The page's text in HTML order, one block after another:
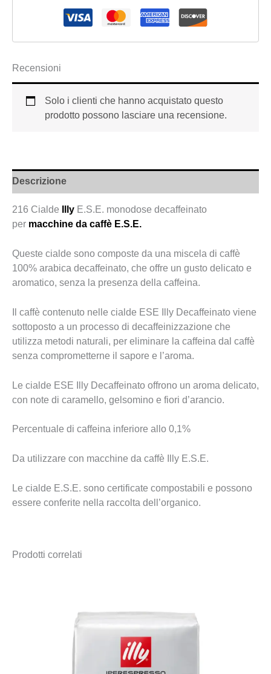
Recensioni
Solo i clienti che hanno acquistato questo
prodotto possono lasciare una recensione.
Descrizione
216 Cialde Illy E.S.E. monodose decaffeinato
per macchine da caffè E.S.E.
Queste cialde sono composte da una miscela di caffè
100% arabica decaffeinato, che offre un gusto delicato e
aromatico, senza la presenza della caffeina.
Il caffè contenuto nelle cialde ESE Illy Decaffeinato viene
sottoposto a un processo di decaffeinizzazione che
utilizza metodi naturali, per eliminare la caffeina dal caffè
senza comprometterne il sapore e l’aroma.
Le cialde ESE Illy Decaffeinato offrono un aroma delicato,
con note di caramello, gelsomino e fiori d’arancio.
Percentuale di caffeina inferiore allo 0,1%
Da utilizzare con macchine da caffè Illy E.S.E.
Le cialde E.S.E. sono certificate compostabili e possono
essere conferite nella raccolta dell’organico.
Prodotti correlati